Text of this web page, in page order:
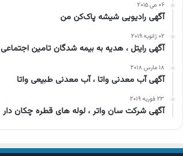
۰۶ می ۲۰۱۵
آگهی رادیویی شیشه پاک‌کن من
۰۲ ژانویه ۲۰۱۹
آگهی رایتل ، هدیه به بیمه شدگان تامین اجتماعی
۱۸ مارس ۲۰۱۸
آگهی آب معدنی واتا ، آب معدنی طبیعی واتا
۲۳ فوریه ۲۰۱۹
آگهی شرکت سان واتر ، لوله های قطره چکان دار